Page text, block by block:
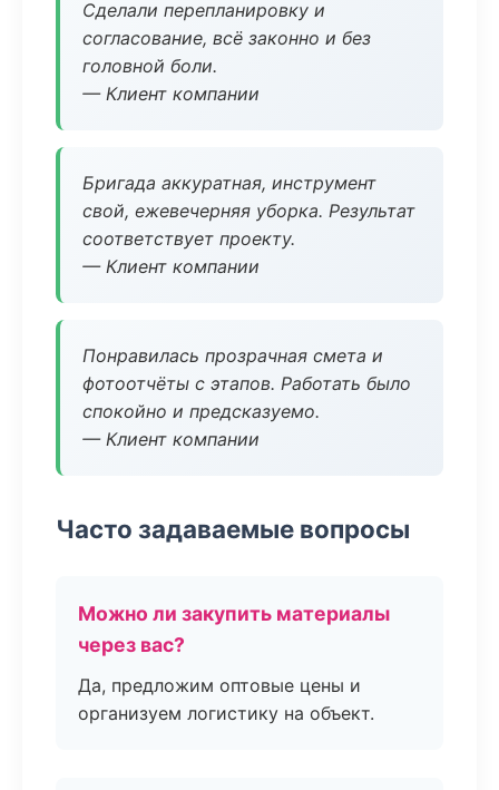
Сделали перепланировку и
согласование, всё законно и без
головной боли.
— Клиент компании
Бригада аккуратная, инструмент
свой, ежевечерняя уборка. Результат
соответствует проекту.
— Клиент компании
Понравилась прозрачная смета и
фотоотчёты с этапов. Работать было
спокойно и предсказуемо.
— Клиент компании
Часто задаваемые вопросы
Можно ли закупить материалы
через вас?
Да, предложим оптовые цены и
организуем логистику на объект.